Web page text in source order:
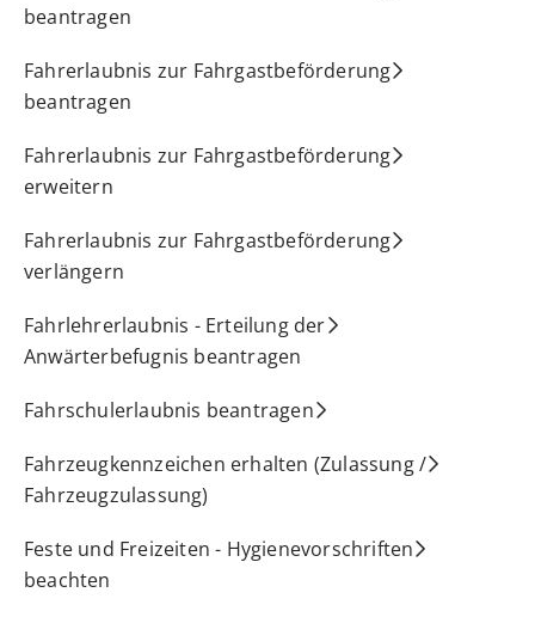
beantragen
Fahrerlaubnis zur Fahrgastbeförderung
beantragen
Fahrerlaubnis zur Fahrgastbeförderung
erweitern
Fahrerlaubnis zur Fahrgastbeförderung
verlängern
Fahrlehrerlaubnis - Erteilung der
Anwärterbefugnis beantragen
Fahrschulerlaubnis beantragen
Fahrzeugkennzeichen erhalten (Zulassung /
Fahrzeugzulassung)
Feste und Freizeiten - Hygienevorschriften
beachten